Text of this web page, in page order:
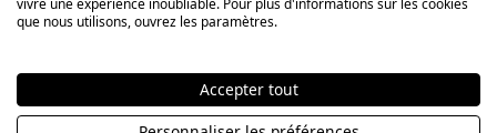
Rating
semble bien
vivre une expérience inoubliable. Pour plus d'informations sur les cookies
que nous utilisons, ouvrez les paramètres.
Accepter tout